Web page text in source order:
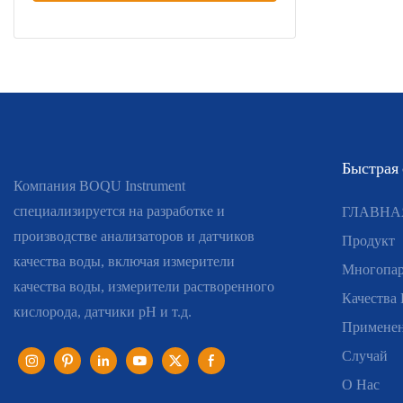
Компания BOQU Instrument
специализируется на разработке и
производстве анализаторов и датчиков
качества воды, включая измерители
качества воды, измерители растворенного
кислорода, датчики pH и т.д.
Быстрая
Продукт
Случай
О Нас